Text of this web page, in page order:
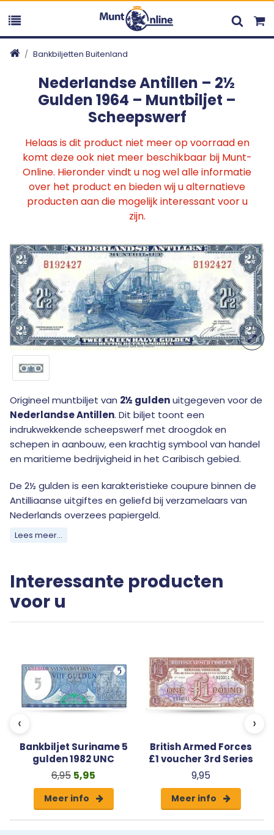
Bankbiljetten Buitenland
Nederlandse Antillen – 2½
Gulden 1964 – Muntbiljet –
Scheepswerf
Helaas is dit product niet meer op voorraad en
komt deze ook niet meer beschikbaar bij Munt-
Online. Hieronder vindt u nog wel alle informatie
over het product en bieden wij u alternatieve
producten aan die mogelijk interessant voor u
zijn.
Origineel muntbiljet van 2½ guldenuitgegeven voor de
Nederlandse Antillen. Dit biljet toont een
indrukwekkende scheepswerf met droogdok en
schepen in aanbouw, een krachtig symbool van handel
en maritieme bedrijvigheid in het Caribisch gebied.
De 2½ gulden is een karakteristieke coupure binnen de
Antilliaanse uitgiftes en geliefd bij verzamelaars van
Nederlands overzees papiergeld.
Lees meer...
Interessante producten
voor u
‹
Bankbiljet Suriname 5
gulden 1982 UNC
6,95 5,95
Meer info
British Armed Forces
£1 voucher 3rd Series
9,95
Meer info
›